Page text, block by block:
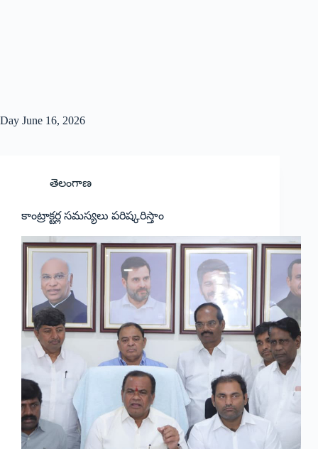
Day June 16, 2026
తెలంగాణ
కాంట్రాక్టర్ల సమస్యలు పరిష్కరిస్తాం